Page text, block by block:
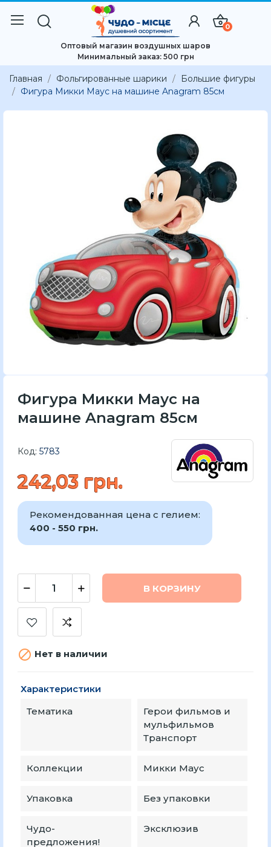
0
Оптовый магазин воздушных шаров
Минимальный заказ: 500 грн
Главная Фольгированные шарики
Большие фигуры
Фигура Микки Маус на машине Anagram 85см
Фигура Микки Маус на
машине Anagram 85см
Код: 5783
242,03 грн.
Рекомендованная цена с гелием:
400 - 550 грн.
В КОРЗИНУ
 Нет в наличии
Характеристики
Тематика
Герои фильмов и
мульфильмов
Транспорт
Коллекции Микки Маус
Упаковка Без упаковки
Чудо-
предложения!
Эксклюзив